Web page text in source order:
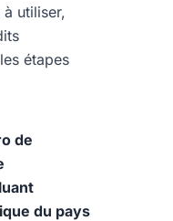
utiliser,
étapes
de
du pays